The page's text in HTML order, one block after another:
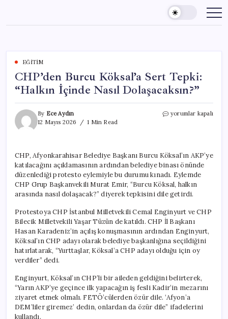
content
EĞITIM
CHP’den Burcu Köksal’a Sert Tepki:
“Halkın İçinde Nasıl Dolaşacaksın?”
By Ece Aydın
12 Mayıs 2026
1 Min Read
CHP’den
“Halkın
İçinde
Nasıl
Dolaşacaksın?”
için
yorumlar kapalı
CHP, Afyonkarahisar Belediye Başkanı Burcu Köksal’ın AKP’ye
katılacağını açıklamasının ardından belediye binası önünde
düzenlediği protesto eylemiyle bu durumu kınadı. Eylemde
CHP Grup Başkanvekili Murat Emir, “Burcu Köksal, halkın
arasında nasıl dolaşacak?” diyerek tepkisini dile getirdi.
Protestoya CHP İstanbul Milletvekili Cemal Enginyurt ve CHP
Bilecik Milletvekili Yaşar Tüzün de katıldı. CHP İl Başkanı
Hasan Karadeniz’in açılış konuşmasının ardından Enginyurt,
Köksal’ın CHP adayı olarak belediye başkanlığına seçildiğini
hatırlatarak, “Yurttaşlar, Köksal’a CHP adayı olduğu için oy
verdiler” dedi.
Enginyurt, Köksal’ın CHP’li bir aileden geldiğini belirterek,
“Yarın AKP’ye geçince ilk yapacağın iş fesli Kadir’in mezarını
ziyaret etmek olmalı. FETÖ’cülerden özür dile. ‘Afyon’a
DEM’liler giremez’ dedin, onlardan da özür dile” ifadelerini
kullandı.